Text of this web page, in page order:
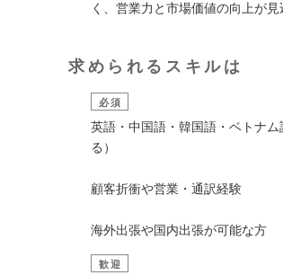
く、営業力と市場価値の向上が見
求められるスキルは
必須
英語・中国語・韓国語・ベトナ
る）
顧客折衝や営業・通訳経験
海外出張や国内出張が可能な方
歓迎